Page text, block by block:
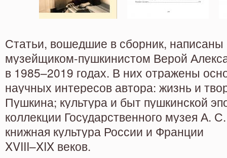
Статьи, вошедшие в сборник,
музейщиком-пушкинистом Верой
в 1985–2019 годах. В них отражены
научных интересов автора: жизнь и
Пушкина; культура и быт пушкинской
коллекции Государственного музея А.
книжная культура России и Франции
XVIII–XIX веков.